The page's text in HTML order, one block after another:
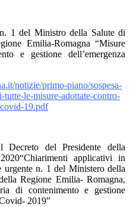
1 del Ministro della Salute di
Emilia-Romagna “Misure
e gestione dell’emergenza
notizie/primo-piano/sospesa-
le-misure-adottate-contro-
19.pdf
Decreto del Presidente della
applicativi in
urgente n. 1 del Ministero della
Regione Emilia- Romagna,
di contenimento e gestione
2019”